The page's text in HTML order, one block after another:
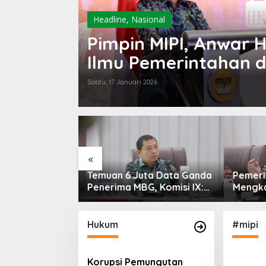
Headline, Nasional
Pimpin MIPI, Anwar
Ilmu Pemerintahan
Sabtu, 17 Januari 2026
«
Pemerintah Diminta
Mengkaji Rencana
Kenaikan Gaji Kepala
Palu
Depan
Hukum
Korupsi Pemungutan
#mipi